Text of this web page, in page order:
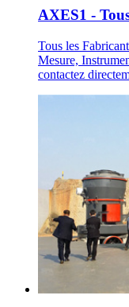
AXES1 -
Tous les
Mesure,
contactez